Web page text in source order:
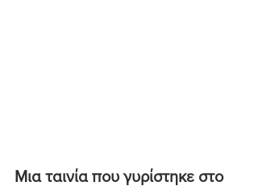
Μια ταινία που γυρίστηκε στο